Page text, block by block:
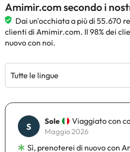
Amimir.com secondo i
Dai un'occhiata a più di 55.670
clienti di Amimir.com. Il 98% dei
nuovo con noi.